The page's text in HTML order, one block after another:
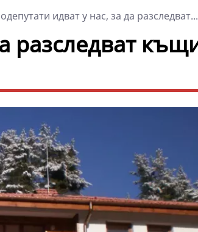
идват у нас, за да разследват...
разследват